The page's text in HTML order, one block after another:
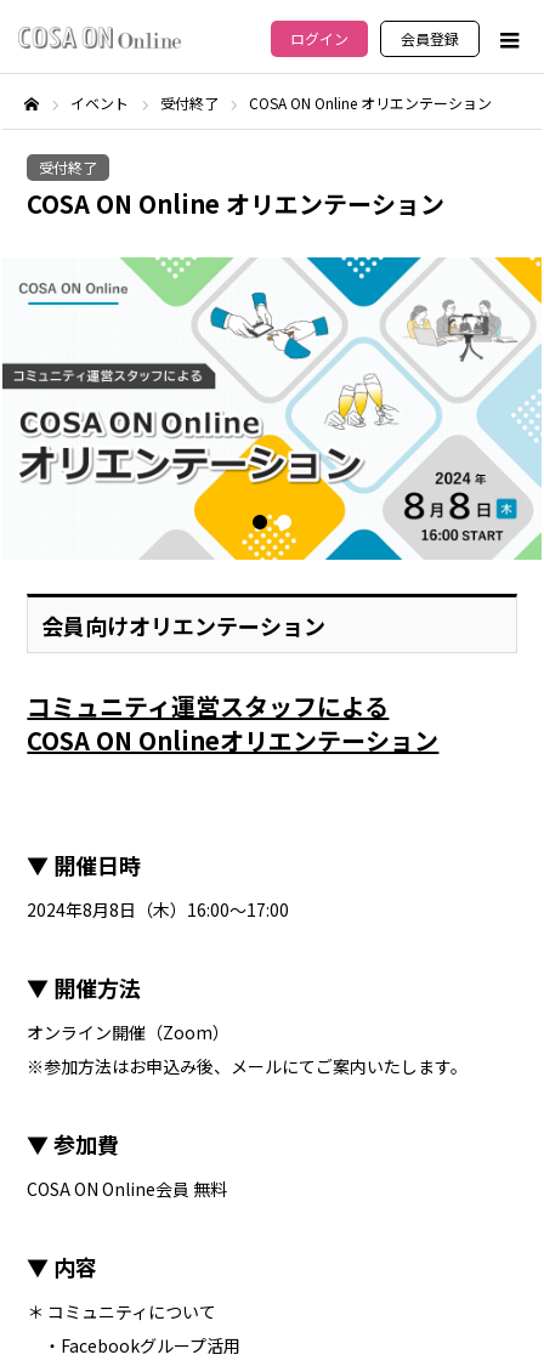
ログイン 会員登録
イベント 受付終了 COSA ON Online オリエンテーション
受付終了
COSA ON Online オリエンテーション
会員向けオリエンテーション
コミュニティ運営スタッフによる
COSA ON Onlineオリエンテーション
▼ 開催日時
2024年8月8日（木）16:00～17:00
▼ 開催方法
オンライン開催（Zoom）
※参加方法はお申込み後、メールにてご案内いたします。
▼ 参加費
COSA ON Online会員 無料
▼ 内容
＊ コミュニティについて
・Facebookグループ活用